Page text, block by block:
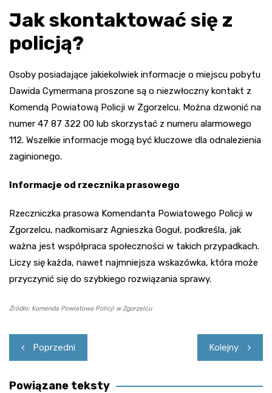
Jak skontaktować się z
policją?
Osoby posiadające jakiekolwiek informacje o miejscu pobytu
Dawida Cymermana proszone są o niezwłoczny kontakt z
Komendą Powiatową Policji w Zgorzelcu. Można dzwonić na
numer 47 87 322 00 lub skorzystać z numeru alarmowego
112. Wszelkie informacje mogą być kluczowe dla odnalezienia
zaginionego.
Informacje od rzecznika prasowego
Rzeczniczka prasowa Komendanta Powiatowego Policji w
Zgorzelcu, nadkomisarz Agnieszka Goguł, podkreśla, jak
ważna jest współpraca społeczności w takich przypadkach.
Liczy się każda, nawet najmniejsza wskazówka, która może
przyczynić się do szybkiego rozwiązania sprawy.
Źródło: Komenda Powiatowa Policji w Zgorzelcu
Nawigacja
wpisu
Poprzedni Kolejny
Powiązane teksty